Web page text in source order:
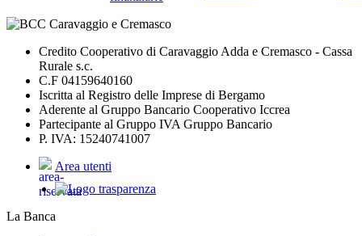
Credito Cooperativo di Caravaggio Adda e Cremasco - Cassa
Rurale s.c.
C.F 04159640160
Iscritta al Registro delle Imprese di Bergamo
Aderente al Gruppo Bancario Cooperativo Iccrea
Partecipante al Gruppo IVA Gruppo Bancario
P. IVA: 15240741007
Area utenti
La Banca